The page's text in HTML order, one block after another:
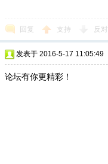
回复 支持 反对
发表于 2016-5-17 11:05:49
论坛有你更精彩！